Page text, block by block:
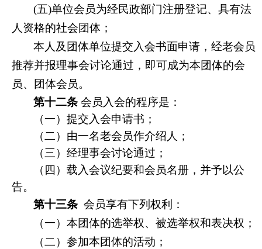
(五)单位会员为经民政部门注册登记、具有法
人资格的社会团体；
本人及团体单位提交入会书面申请，经老会员
推荐并报理事会讨论通过，即可成为本团体的会
员、团体会员。
第十二条 会员入会的程序是：
（一）提交入会申请书；
（二）由一名老会员作介绍人；
（三）经理事会讨论通过；
（四）载入会议纪要和会员名册，并予以公
告。
第十三条 会员享有下列权利：
（一） 本团体的选举权、被选举权和表决权；
（二） 参加本团体的活动；